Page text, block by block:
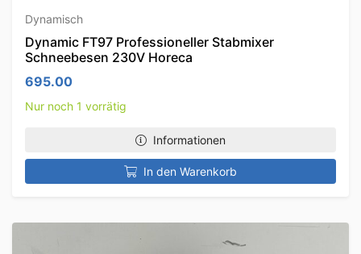
Dynamisch
Dynamic FT97 Professioneller Stabmixer
Schneebesen 230V Horeca
695.00
Nur noch 1 vorrätig
Informationen
In den Warenkorb